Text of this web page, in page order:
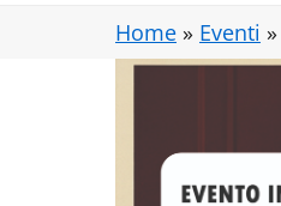
Home » Eventi »